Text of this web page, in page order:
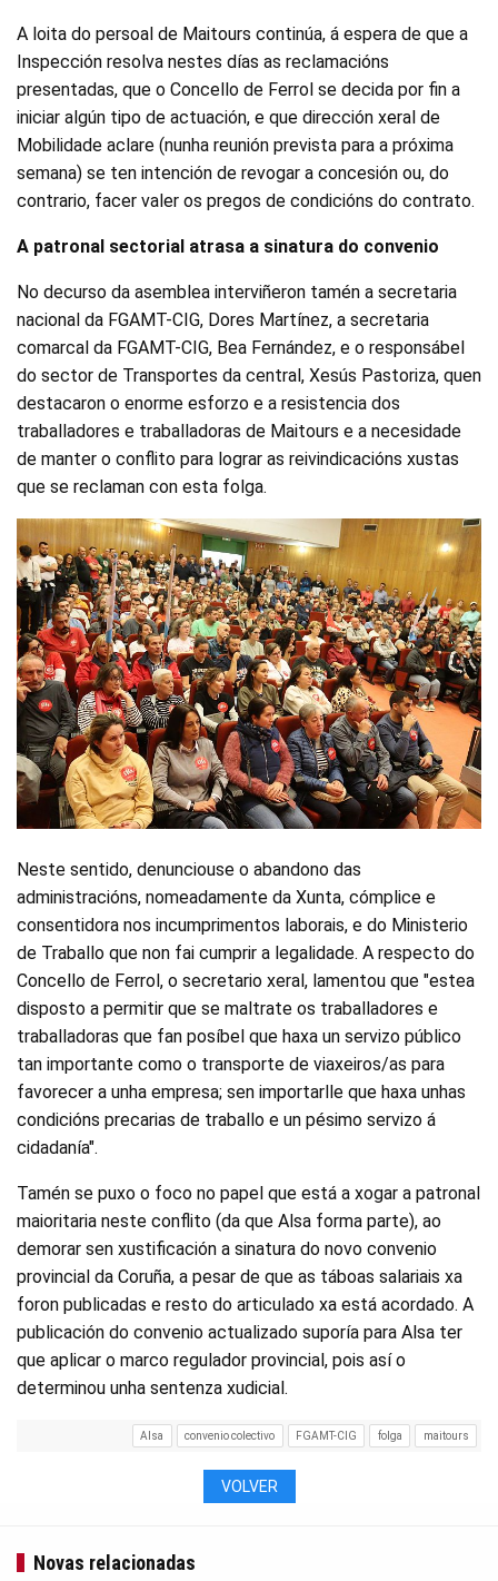
A loita do persoal de Maitours continúa, á espera de que a
Inspección resolva nestes días as reclamacións
presentadas, que o Concello de Ferrol se decida por fin a
iniciar algún tipo de actuación, e que dirección xeral de
Mobilidade aclare (nunha reunión prevista para a próxima
semana) se ten intención de revogar a concesión ou, do
contrario, facer valer os pregos de condicións do contrato.
A patronal sectorial atrasa a sinatura do convenio
No decurso da asemblea interviñeron tamén a secretaria
nacional da FGAMT-CIG, Dores Martínez, a secretaria
comarcal da FGAMT-CIG, Bea Fernández, e o responsábel
do sector de Transportes da central, Xesús Pastoriza, quen
destacaron o enorme esforzo e a resistencia dos
traballadores e traballadoras de Maitours e a necesidade
de manter o conflito para lograr as reivindicacións xustas
que se reclaman con esta folga.
Neste sentido, denunciouse o abandono das
administracións, nomeadamente da Xunta, cómplice e
consentidora nos incumprimentos laborais, e do Ministerio
de Traballo que non fai cumprir a legalidade. A respecto do
Concello de Ferrol, o secretario xeral, lamentou que "estea
disposto a permitir que se maltrate os traballadores e
traballadoras que fan posíbel que haxa un servizo público
tan importante como o transporte de viaxeiros/as para
favorecer a unha empresa; sen importarlle que haxa unhas
condicións precarias de traballo e un pésimo servizo á
cidadanía".
Tamén se puxo o foco no papel que está a xogar a patronal
maioritaria neste conflito (da que Alsa forma parte), ao
demorar sen xustificación a sinatura do novo convenio
provincial da Coruña, a pesar de que as táboas salariais xa
foron publicadas e resto do articulado xa está acordado. A
publicación do convenio actualizado suporía para Alsa ter
que aplicar o marco regulador provincial, pois así o
determinou unha sentenza xudicial.
Alsa convenio colectivo FGAMT-CIG folga maitours
VOLVER
Novas relacionadas